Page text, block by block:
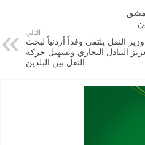
A
p
p
التالي
وزير النقل يلتقي وفداً أردنياً لبحث
التبادل التجاري وتسهيل حركة
النقل بين البلدين